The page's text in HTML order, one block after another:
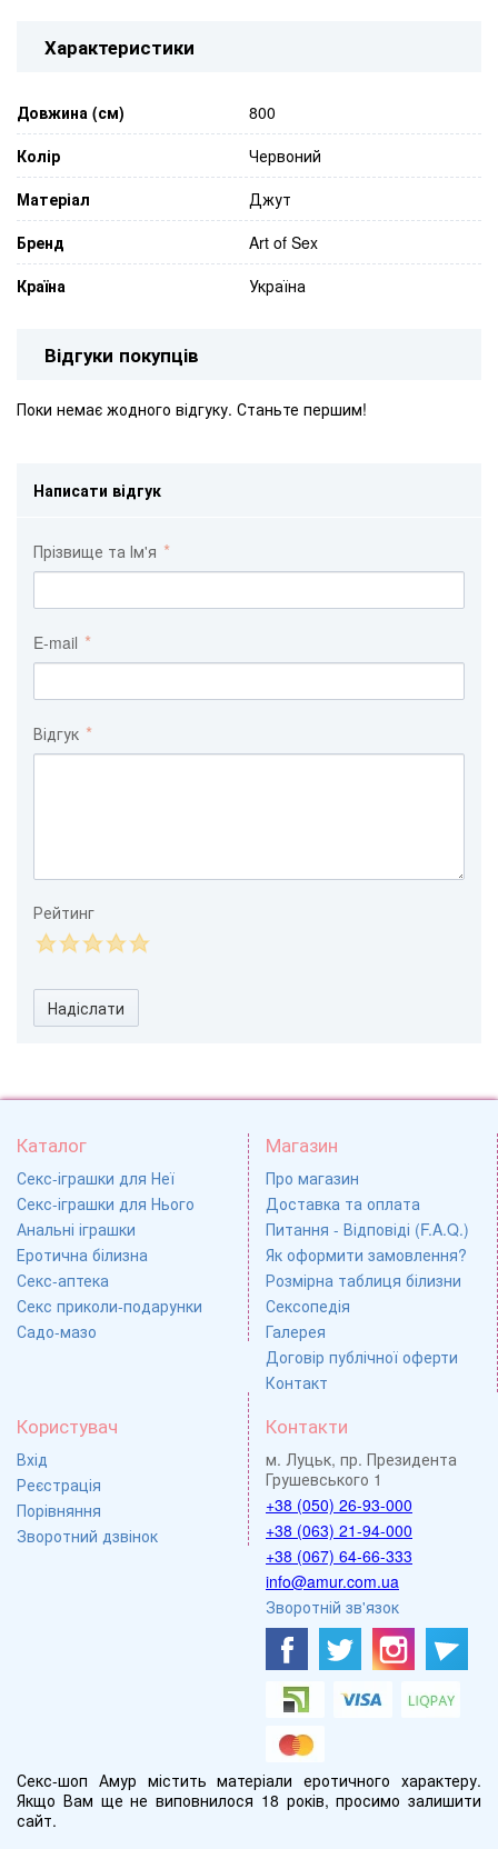
Характеристики
Довжина (см)
800
Колір
Червоний
Матеріал
Джут
Бренд
Art of Sex
Країна
Україна
Відгуки покупців
Поки немає жодного відгуку. Станьте першим!
Написати відгук
Прізвище та Ім'я
E-mail
Відгук
Рейтинг
Надіслати
Каталог
Секс-іграшки для Неї
Секс-іграшки для Нього
Анальні іграшки
Еротична білизна
Секс-аптека
Секс приколи-подарунки
Садо-мазо
Магазин
Про магазин
Доставка та оплата
Питання - Відповіді (F.A.Q.)
Як оформити замовлення?
Розмірна таблиця білизни
Сексопедія
Галерея
Договір публічної оферти
Контакт
Користувач
Вхід
Реєстрація
Порівняння
Зворотний дзвінок
Контакти
м. Луцьк, пр. Президента
Грушевського 1
+38 (050) 26-93-000
+38 (063) 21-94-000
+38 (067) 64-66-333
info@amur.com.ua
Зворотній зв'язок
Секс-шоп Амур містить матеріали еротичного характеру.
Якщо Вам ще не виповнилося 18 років, просимо залишити
сайт.